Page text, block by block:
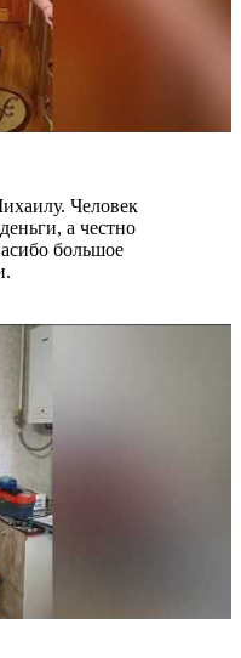
Человек
а честно
большое